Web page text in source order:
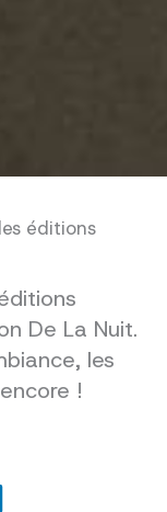
éditions
De La Nuit.
les
!